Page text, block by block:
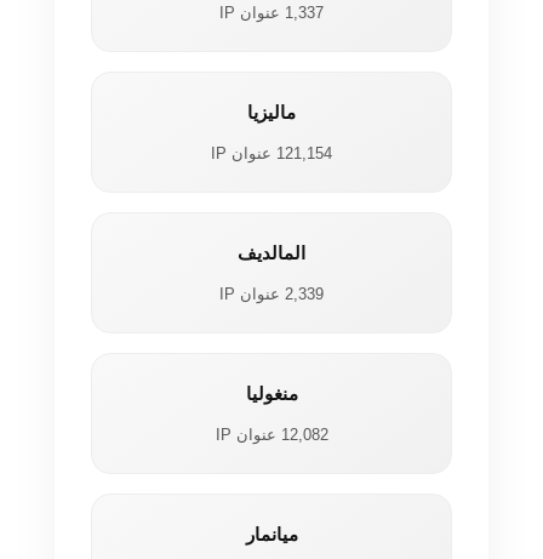
1,337 عنوان IP
ماليزيا
121,154 عنوان IP
المالديف
2,339 عنوان IP
منغوليا
12,082 عنوان IP
ميانمار